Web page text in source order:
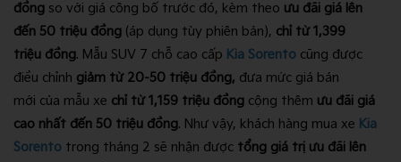
đồng so với giá công bố trước đó, kèm theo ưu đãi giá lên
đến 50 triệu đồng (áp dụng tùy phiên bản), chỉ từ 1,399
triệu đồng. Mẫu SUV 7 chỗ cao cấp Kia Sorento cũng được
điều chỉnh giảm từ 20-50 triệu đồng, đưa mức giá bán
mới của mẫu xe chỉ từ 1,159 triệu đồng cộng thêm ưu đãi giá
cao nhất đến 50 triệu đồng. Như vậy, khách hàng mua xe Kia
Sorento trong tháng 2 sẽ nhận được tổng giá trị ưu đãi lên